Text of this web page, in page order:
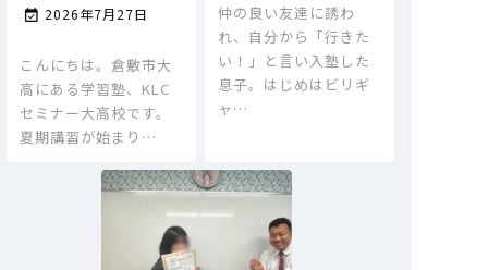
 2026年7月27日
こんにちは。倉敷市大
高にある学習塾、KLC
セミナー大高校です。
夏期講習が始まり…
仲の良い友達に誘わ
れ、自分から「行きた
い！」と言い入塾した
息子。はじめはビリギ
ャ…